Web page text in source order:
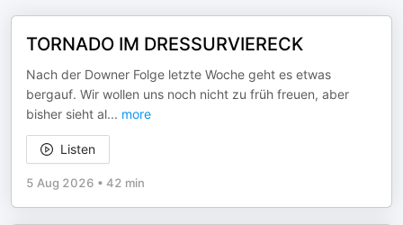
TORNADO IM DRESSURVIERECK
Nach der Downer Folge letzte Woche geht es etwas
bergauf. Wir wollen uns noch nicht zu früh freuen, aber
bisher sieht al... more
Listen
5 Aug 2026 • 42 min